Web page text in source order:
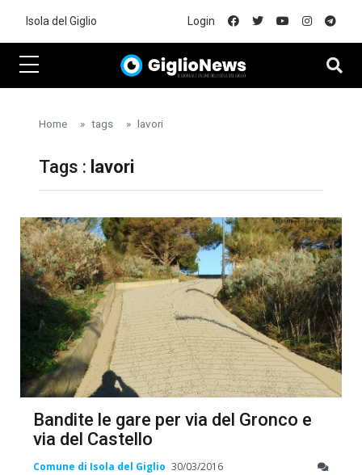
Isola del Giglio Login
Home tags lavori
Tags : lavori
Bandite le gare per via del Gronco e
via del Castello
Comune di Isola del Giglio 30/03/2016